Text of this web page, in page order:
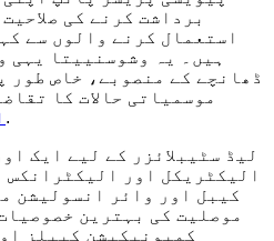
برداشت کرنے کی
استعمال کرنے والوں سے
ہیں۔ یہ وشوسنییتا یہی
ڈھانچے کے منصوبے، خاص طور
موسمیاتی حالات کا
.
لیڈ سٹیبلائزر کے لیے ایک
الیکٹریکل اور الیکٹرانکس
کیبل اور وائر انسولیشن
موصلیت کی بہترین
کمیونیکیشن کیبلز